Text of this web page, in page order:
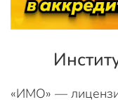
«ИМО» —